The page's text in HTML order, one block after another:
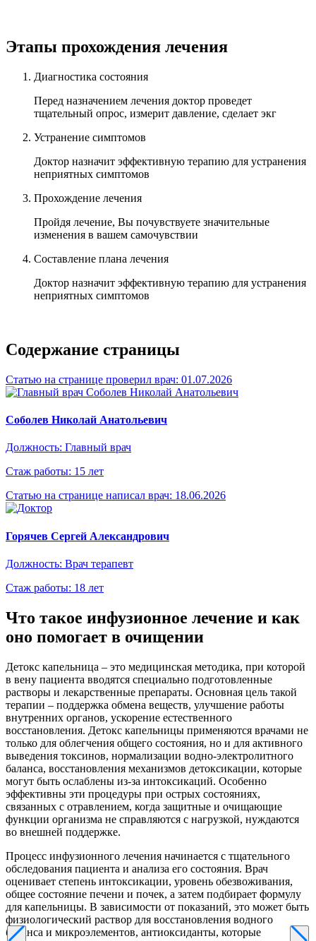
Этапы прохождения лечения
Диагностика состояния
Перед назначением лечения доктор проведет
тщательный опрос, измерит давление, сделает экг
Устранение симптомов
Доктор назначит эффективную терапию для устранения
неприятных симптомов
Прохождение лечения
Пройдя лечение, Вы почувствуете значительные
изменения в вашем самочувствии
Составление плана лечения
Доктор назначит эффективную терапию для устранения
неприятных симптомов
Содержание страницы
Статью на странице проверил врач: 01.07.2026
Соболев Николай Анатольевич
Должность: Главный врач
Стаж работы: 15 лет
Статью на странице написал врач: 18.06.2026
Горячев Сергей Александрович
Должность: Врач терапевт
Стаж работы: 18 лет
Что такое инфузионное лечение и как
оно помогает в очищении
Детокс капельница – это медицинская методика, при которой
в вену пациента вводятся специально подготовленные
растворы и лекарственные препараты. Основная цель такой
терапии – поддержка обмена веществ, улучшение работы
внутренних органов, ускорение естественного
восстановления. Детокс капельницы применяются врачами не
только для облегчения общего состояния, но и для активного
выведения токсинов, нормализации водно-электролитного
баланса, восстановления механизмов детоксикации, которые
могут быть ослаблены из-за интоксикаций. Особенно
эффективны эти процедуры при острых состояниях,
связанных с отравлением, когда защитные и очищающие
функции организма не справляются с нагрузкой, нуждаются
во внешней поддержке.
Процесс инфузионного лечения начинается с тщательного
обследования пациента и анализа его состояния. Врач
оценивает степень интоксикации, уровень обезвоживания,
общее состояние печени и почек, а затем подбирает формулу
для капельницы. В зависимости от показаний, это может быть
физиологический раствор для восстановления водного
баланса и микроэлементов, антиоксиданты, которые